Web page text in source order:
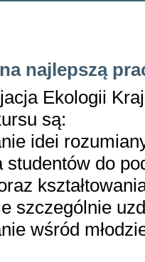
najlepszą
Ekologii
są:
idei
studentów do
szczególnie
wśród